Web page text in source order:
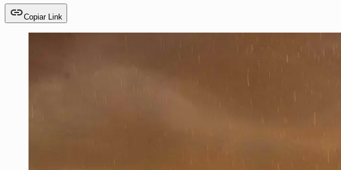
Copiar Link